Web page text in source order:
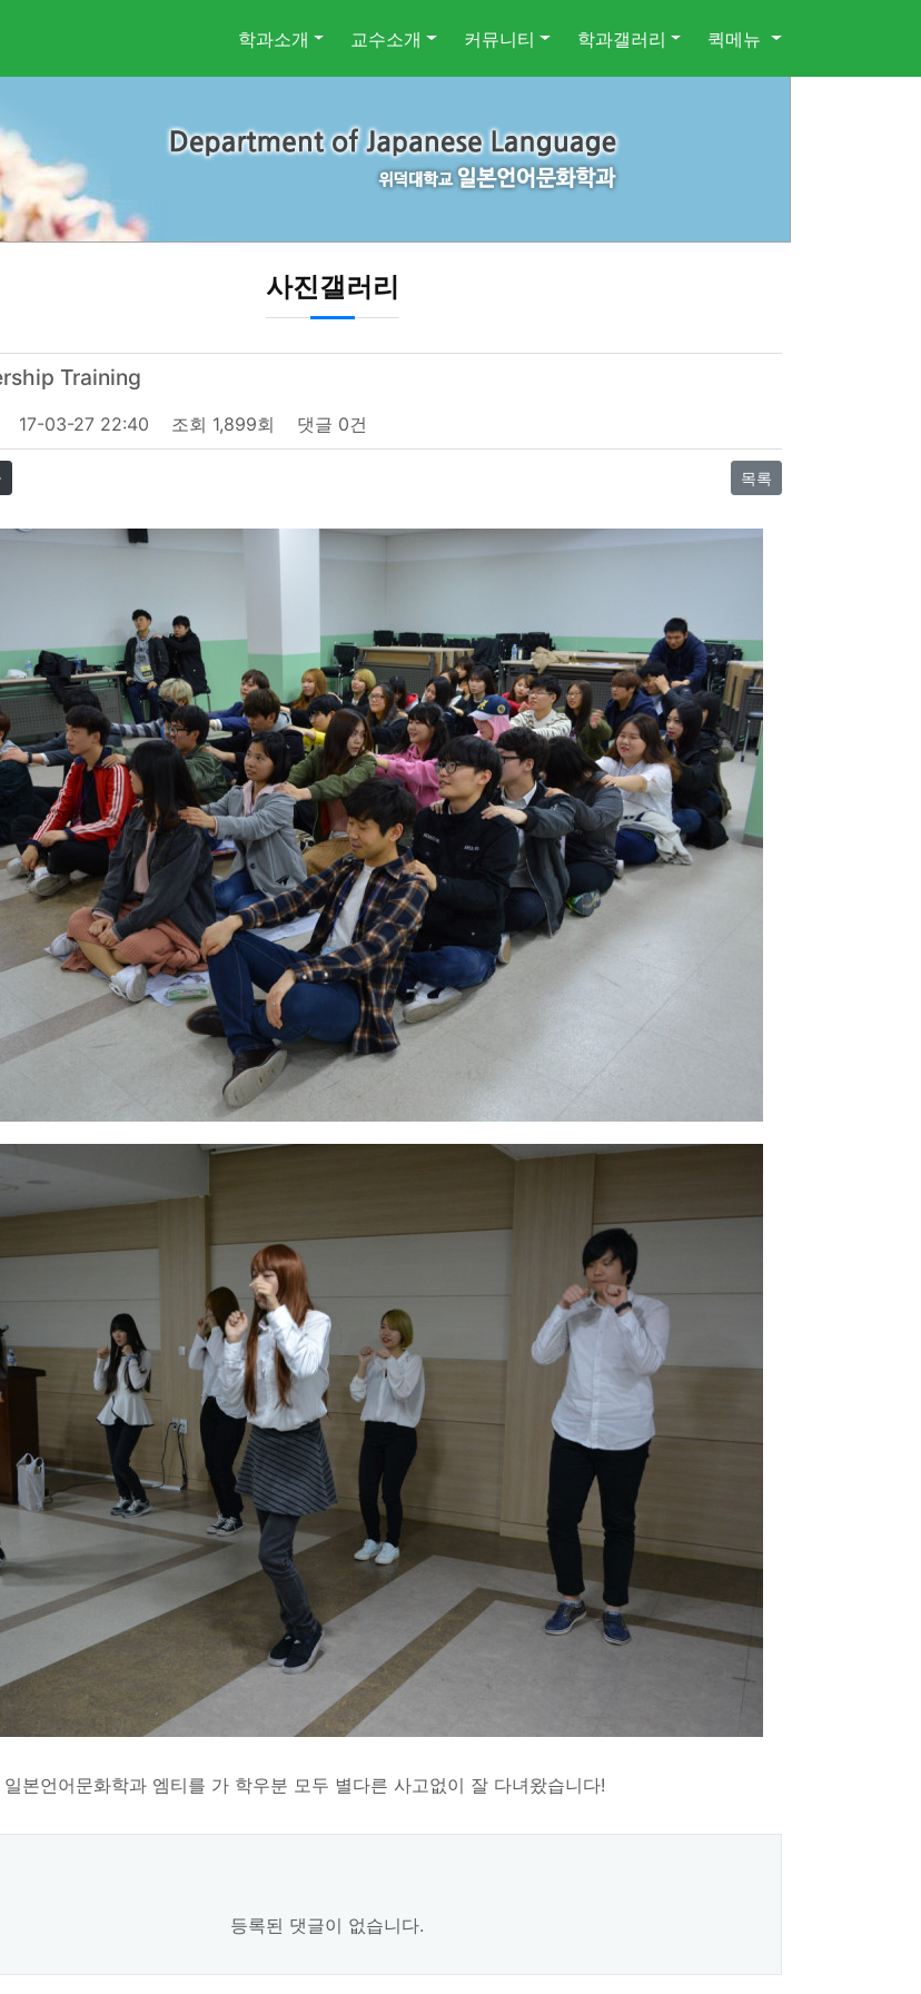
학과소개 교수소개 커뮤니티 학과갤러리 퀵메뉴
사진갤러리
Training
17-03-27 22:40 조회 1,899회 댓글 0건
목록
본언어문화학과 엠티를 가 학우분 모두 별다른 사고없이 잘 다녀왔습니다!
등록된 댓글이 없습니다.